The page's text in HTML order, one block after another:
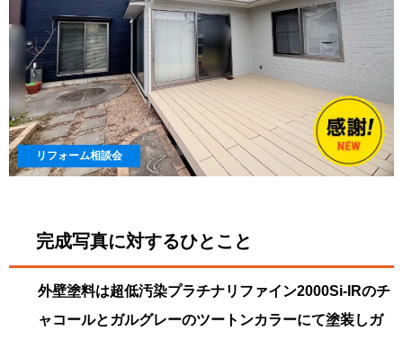
リフォーム相談会
完成写真に対するひとこと
外壁塗料は超低汚染プラチナリファイン2000Si-IRのチ
ャコールとガルグレーのツートンカラーにて塗装しガ